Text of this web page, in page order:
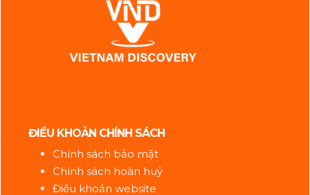
ĐIỀU KHOẢN CHÍNH SÁCH
Chính sách bảo mật
Chính sách hoàn huỷ
Điều khoản website